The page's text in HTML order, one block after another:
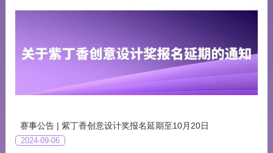
赛事公告 | 紫丁香创意设计奖报名延期至10月20日
2024-09-06